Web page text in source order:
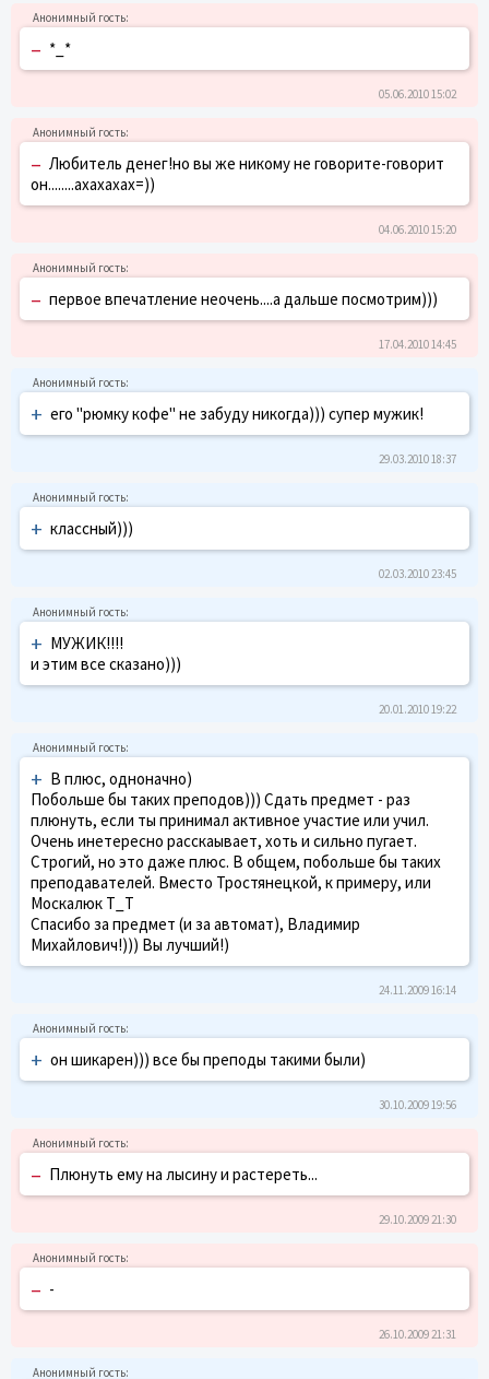
– *_*
05.06.2010 15:02
– Любитель денег!но вы же никому не говорите-говорит
он........ахахахах=))
04.06.2010 15:20
– первое впечатление неочень....а дальше посмотрим)))
17.04.2010 14:45
+ его "рюмку кофе" не забуду никогда))) супер мужик!
29.03.2010 18:37
+ классный)))
02.03.2010 23:45
+ МУЖИК!!!!
и этим все сказано)))
20.01.2010 19:22
+ В плюс, одноначно)
Побольше бы таких преподов))) Сдать предмет - раз
плюнуть, если ты принимал активное участие или учил.
Очень инетересно расскаывает, хоть и сильно пугает.
Строгий, но это даже плюс. В общем, побольше бы таких
преподавателей. Вместо Тростянецкой, к примеру, или
Москалюк Т_Т
Спасибо за предмет (и за автомат), Владимир
Михайлович!))) Вы лучший!)
24.11.2009 16:14
+ он шикарен))) все бы преподы такими были)
30.10.2009 19:56
– Плюнуть ему на лысину и растереть...
29.10.2009 21:30
– -
26.10.2009 21:31